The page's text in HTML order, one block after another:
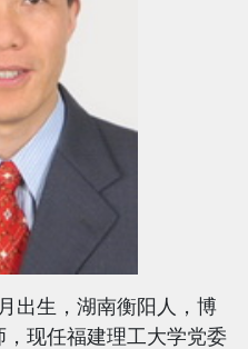
月出生，湖南衡阳人，博
现任福建理工大学党委